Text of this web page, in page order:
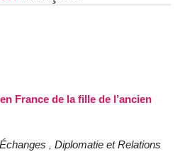
France de la fille de l’ancien
, Diplomatie et Relations